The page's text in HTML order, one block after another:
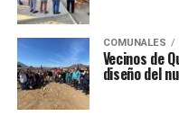
COMUNALES
Vecinos de
diseño del